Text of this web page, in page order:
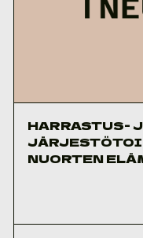
HARRASTUS-
NUORTEN